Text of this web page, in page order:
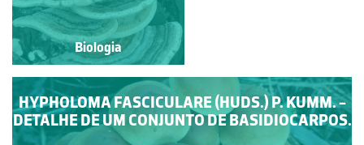
Biologia
HYPHOLOMA FASCICULARE (HUDS.) P. KUMM. -
DETALHE DE UM CONJUNTO DE BASIDIOCARPOS.
Biologia